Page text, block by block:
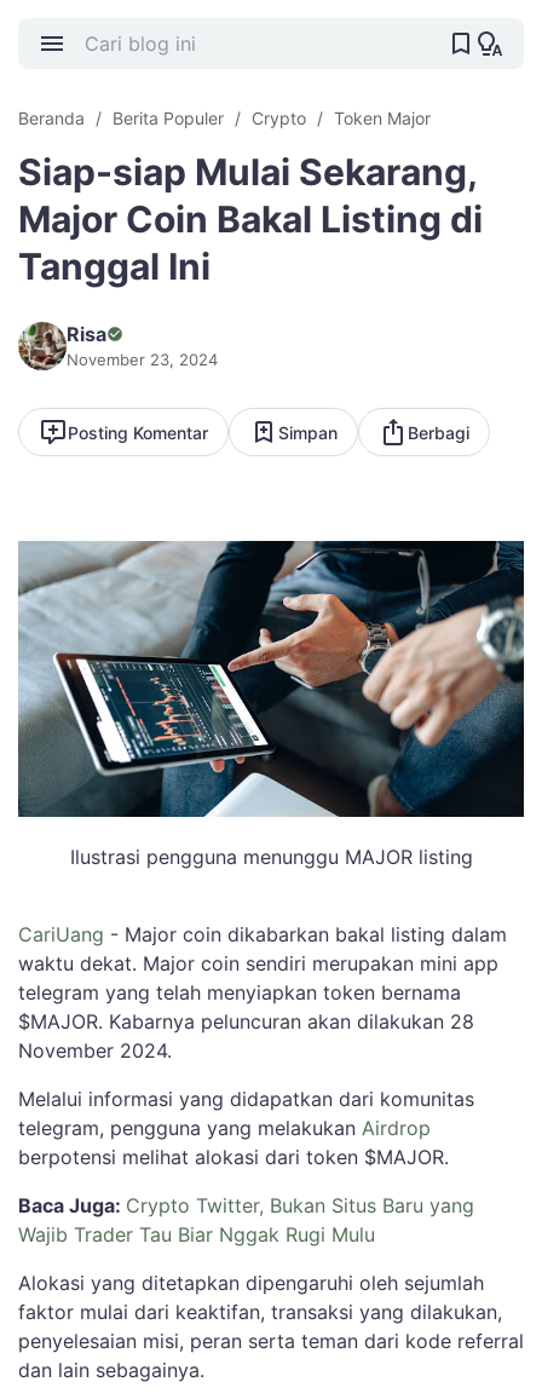
Beranda Berita Populer Crypto Token Major
Siap-siap Mulai Sekarang,
Major Coin Bakal Listing di
Tanggal Ini
Risa
November 23, 2024
Posting Komentar Simpan Berbagi
Ilustrasi pengguna menunggu MAJOR listing
CariUang - Major coin dikabarkan bakal listing dalam
waktu dekat. Major coin sendiri merupakan mini app
telegram yang telah menyiapkan token bernama
$MAJOR. Kabarnya peluncuran akan dilakukan 28
November 2024.
Melalui informasi yang didapatkan dari komunitas
telegram, pengguna yang melakukan Airdrop
berpotensi melihat alokasi dari token $MAJOR.
Baca Juga: Crypto Twitter, Bukan Situs Baru yang
Wajib Trader Tau Biar Nggak Rugi Mulu
Alokasi yang ditetapkan dipengaruhi oleh sejumlah
faktor mulai dari keaktifan, transaksi yang dilakukan,
penyelesaian misi, peran serta teman dari kode referral
dan lain sebagainya.